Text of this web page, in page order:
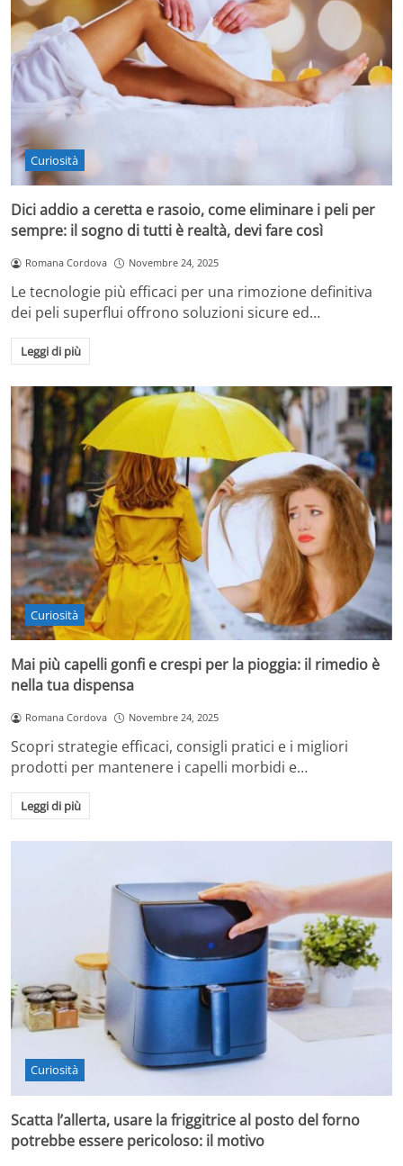
Curiosità
Dici addio a ceretta e rasoio, come eliminare i peli per
sempre: il sogno di tutti è realtà, devi fare così
Romana Cordova Novembre 24, 2025
Le tecnologie più efficaci per una rimozione definitiva
dei peli superflui offrono soluzioni sicure ed…
Leggi di più
Curiosità
Mai più capelli gonfi e crespi per la pioggia: il rimedio è
nella tua dispensa
Romana Cordova Novembre 24, 2025
Scopri strategie efficaci, consigli pratici e i migliori
prodotti per mantenere i capelli morbidi e…
Leggi di più
Curiosità
Scatta l’allerta, usare la friggitrice al posto del forno
potrebbe essere pericoloso: il motivo